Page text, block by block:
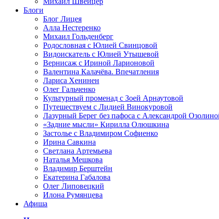
Блоги
Блог Лицея
Алла Нестеренко
Михаил Гольденберг
Родословная с Юлией Свинцовой
Видоискатель с Юлией Утышевой
Вернисаж с Ириной Ларионовой
Валентина Калачёва. Впечатления
Лариса Хенинен
Олег Гальченко
Культурный променад с Зоей Арнаутовой
Путешествуем с Лидией Винокуровой
Лазурный Берег без пафоса с Александрой
«Задние мысли» Кирилла Олюшкина
Застолье с Владимиром Софиенко
Ирина Савкина
Светлана Артемьева
Наталья Мешкова
Владимир Берштейн
Екатерина Габалова
Олег Липовецкий
Илона Румянцева
Афиша